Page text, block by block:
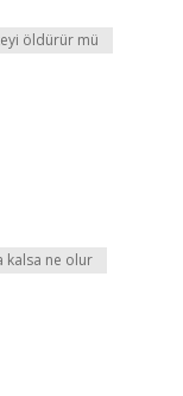
öldürür mü
kalsa ne olur